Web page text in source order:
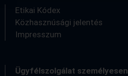
Etikai Kódex
Közhasznúsági jelentés
Impresszum
Ügyfélszolgálat személyesen